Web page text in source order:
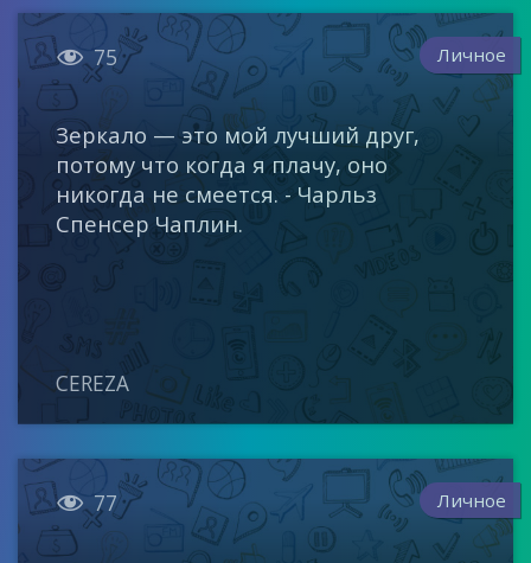
 75 Личное
Зеркало — это мой лучший друг,
потому что когда я плачу, оно
никогда не смеется. - Чарльз
Спенсер Чаплин.
CEREZA
 77 Личное